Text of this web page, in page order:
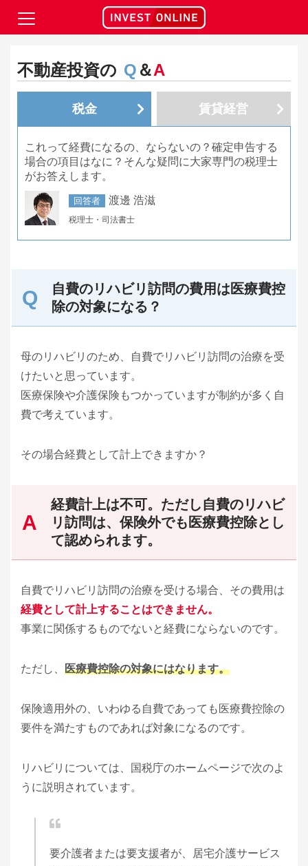
不動産投資の Q ＆A
税金 賃貸経営
これって経費になるの、ならないの？確定申告する
場合の項目はなに？そんな疑問に大家専門の税理士
がお答えします。
回答者 渡邊 浩滋
税理士・司法書士
自費のリハビリ訪問の費用は医療費控
除の対象になる？
母のリハビリのため、自費でリハビリ訪問の治療を受
けたいと思っています。
医療保険や介護保険もつかっていますが制約が多く自
費で考えています。
その場合経費として計上できますか？
経費計上は不可。ただし自費のリハビ
リ訪問は、保険外でも医療費控除とし
て認められます。
自費でリハビリ訪問の治療を受ける場合、その費用は
経費として計上することはできません。
事業に関係するものでないと経費にならないのです。
ただし、 医療費控除の対象にはなります。
保険適用外の、いわゆる自費であっても医療費控除の
要件を満たすものであれば対象になるのです。
リハビリについては、国税庁のホームページで次のよ
うに説明されています。
要介護者または要支援者が、居宅介護サービス